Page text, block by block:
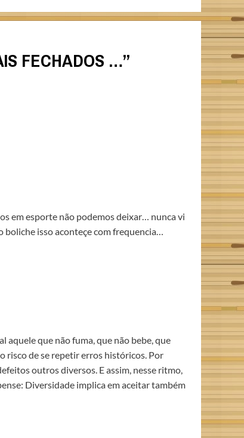
FECHADOS …”
em esporte não podemos deixar… nunca vi
boliche isso aconteçe com frequencia…
aquele que não fuma, que não bebe, que
risco de se repetir erros históricos. Por
outros diversos. E assim, nesse ritmo,
Diversidade implica em aceitar também